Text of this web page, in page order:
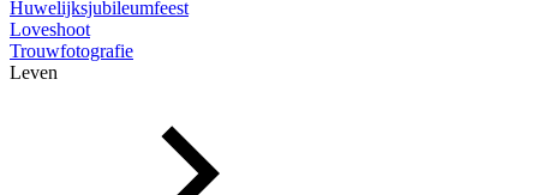
Huwelijksjubileumfeest
Loveshoot
Trouwfotografie
Leven